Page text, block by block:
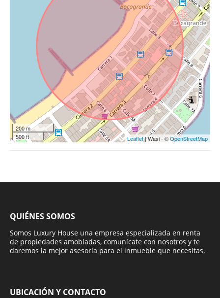
200 m
500 ft
Leaflet| Wasi - ©OpenStreetMap
QUIÉNES SOMOS
Somos Luxury House una empresa especializada en renta
de propiedades amobladas, comunícate con nosotros y te
daremos la mejor asesoría para el inmueble que necesitas.
UBICACIÓN Y CONTACTO